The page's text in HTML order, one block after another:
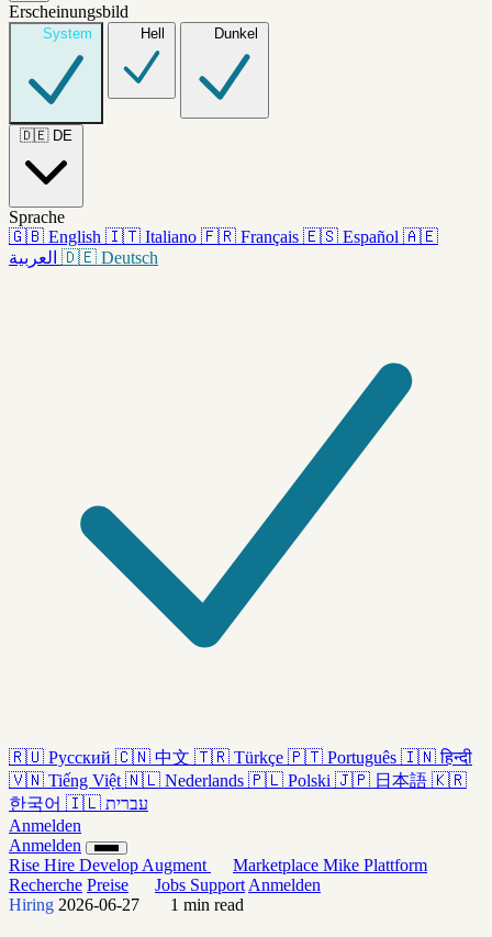
Erscheinungsbild
System Hell Dunkel
🇩🇪 DE
Sprache
🇬🇧 English 🇮🇹 Italiano 🇫🇷 Français 🇪🇸 Español 🇦🇪
العربية 🇩🇪 Deutsch
🇷🇺 Русский 🇨🇳 中文 🇹🇷 Türkçe 🇵🇹 Português 🇮🇳 हिन्दी
🇻🇳 Tiếng Việt 🇳🇱 Nederlands 🇵🇱 Polski 🇯🇵 日本語 🇰🇷
한국어 🇮🇱 עברית
Anmelden
Anmelden
Rise Hire Develop Augment Marketplace Mike Plattform
Recherche Preise Jobs Support Anmelden
Hiring 2026-06-27 1 min read